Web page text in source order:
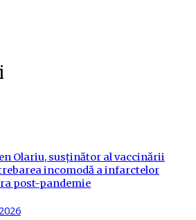
Olariu, susținător al vaccinării
incomodă a infarctelor
post-pandemie